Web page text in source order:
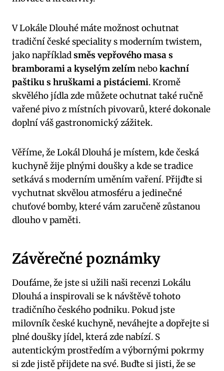
V Lokále Dlouhé máte možnost ochutnat
tradiční české speciality s moderním twistem,
jako napříkladsměs vepřového masa s
bramborami a kyselým zelímnebokachní
paštiku s hruškami a pistáciemi. Kromě
skvělého jídla zde můžete ochutnat také ručně
vařené pivo z místních pivovarů, které dokonale
doplní váš gastronomický zážitek.
Věříme, že Lokál Dlouhá je místem, kde česká
kuchyně žije plnými doušky a kde se tradice
setkává s moderním uměním vaření. Přijďte si
vychutnat skvělou atmosféru a jedinečné
chuťové bomby, které vám zaručeně zůstanou
dlouho v paměti.
Závěrečné poznámky
Doufáme, že jste si užili naši recenzi Lokálu
Dlouhá a inspirovali se k návštěvě tohoto
tradičního českého podniku. Pokud jste
milovník české kuchyně, neváhejte a dopřejte si
plné doušky jídel, která zde nabízí. S
autentickým prostředím a výbornými pokrmy
si zde jistě přijdete na své. Buďte si jisti, že se